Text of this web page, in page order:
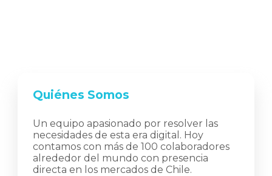
Quiénes Somos
Un equipo apasionado por resolver las
necesidades de esta era digital. Hoy
contamos con más de 100 colaboradores
alrededor del mundo con presencia
directa en los mercados de Chile.